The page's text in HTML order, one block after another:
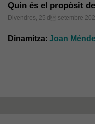
Quin és el propòsit
Divendres, 25 d setembre
Dinamitza: Joan